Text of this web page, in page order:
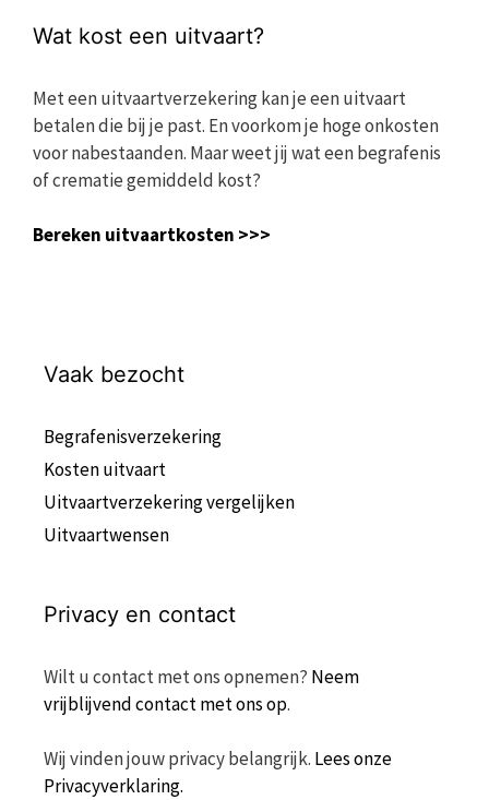
Wat kost een uitvaart?
Met een uitvaartverzekering kan je een uitvaart
betalen die bij je past. En voorkom je hoge onkosten
voor nabestaanden. Maar weet jij wat een begrafenis
of crematie gemiddeld kost?
Bereken uitvaartkosten >>>
Vaak bezocht
Begrafenisverzekering
Kosten uitvaart
Uitvaartverzekering vergelijken
Uitvaartwensen
Privacy en contact
Wilt u contact met ons opnemen? Neem
vrijblijvend contact met ons op.
Wij vinden jouw privacy belangrijk. Lees onze
Privacyverklaring.